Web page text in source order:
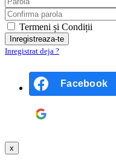
Termeni și Condiții
Inregistrat deja ?
Facebook
x